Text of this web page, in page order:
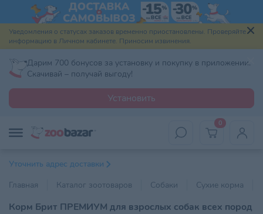
Уведомления о статусах заказов временно приостановлены. Проверяйте
информацию в Личном кабинете. Приносим извинения.
Дарим 700 бонусов за установку и покупку в приложении.
Скачивай – получай выгоду!
Установить
0
Уточнить адрес доставки
Главная
Каталог зоотоваров Собаки Сухие корма
Корм Брит ПРЕМИУМ для взрослых собак всех пород